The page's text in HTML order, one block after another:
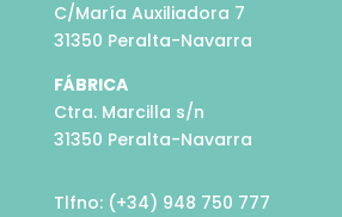
C/María Auxiliadora 7
31350 Peralta-Navarra
FÁBRICA
Ctra. Marcilla s/n
31350 Peralta-Navarra
Tlfno: (+34) 948 750 777